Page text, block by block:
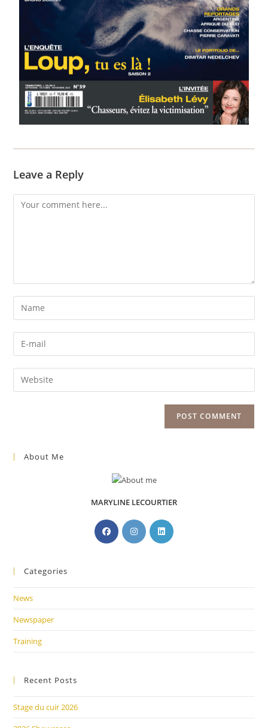
Leave a Reply
About Me
MARYLINE LECOURTIER
Categories
News
Newspaper
Training
Recent Posts
Stage du cuir 2026